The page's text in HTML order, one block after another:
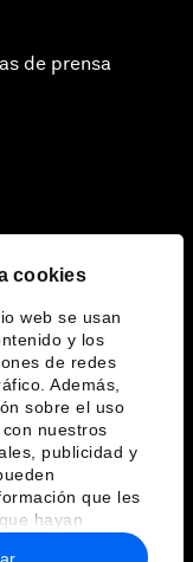
cookies
web se usan
y los
de redes
Además,
sobre el uso
nuestros
publicidad y
que les
hayan
que haya
de prensa